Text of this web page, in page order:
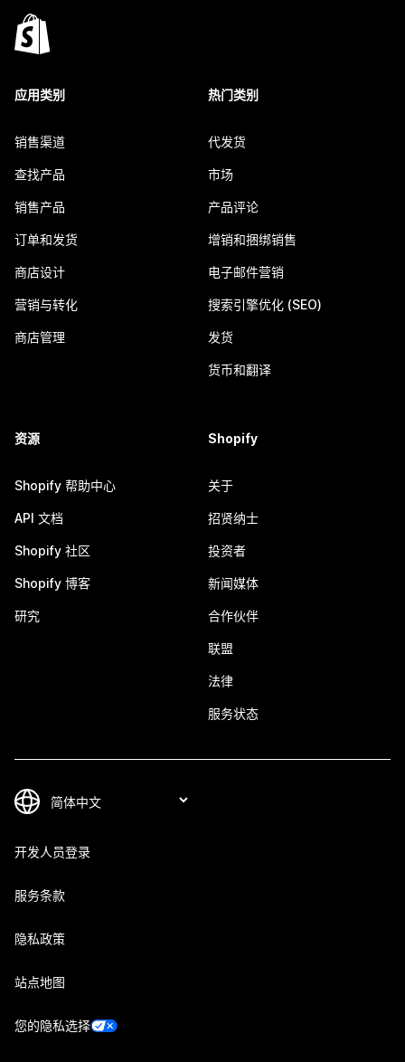
应用类别
销售渠道
查找产品
销售产品
订单和发货
商店设计
营销与转化
商店管理
热门类别
代发货
市场
产品评论
增销和捆绑销售
电子邮件营销
搜索引擎优化 (SEO)
发货
货币和翻译
资源
Shopify 帮助中心
API 文档
Shopify 社区
Shopify 博客
研究
Shopify
关于
招贤纳士
投资者
新闻媒体
合作伙伴
联盟
法律
服务状态
开发人员登录
服务条款
隐私政策
站点地图
您的隐私选择